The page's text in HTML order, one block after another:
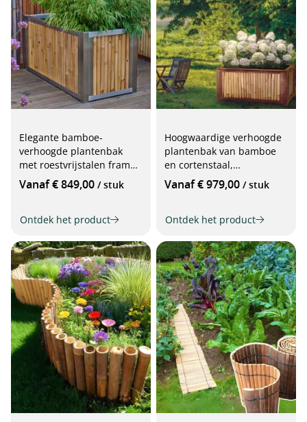
Elegante bamboe-
verhoogde plantenbak
met roestvrijstalen frame,
verschillende maten
Vanaf € 849,00 / stuk
Ontdek het product
Hoogwaardige verhoogde
plantenbak van bamboe
en cortenstaal,
verschillende maten
Vanaf € 979,00 / stuk
Ontdek het product